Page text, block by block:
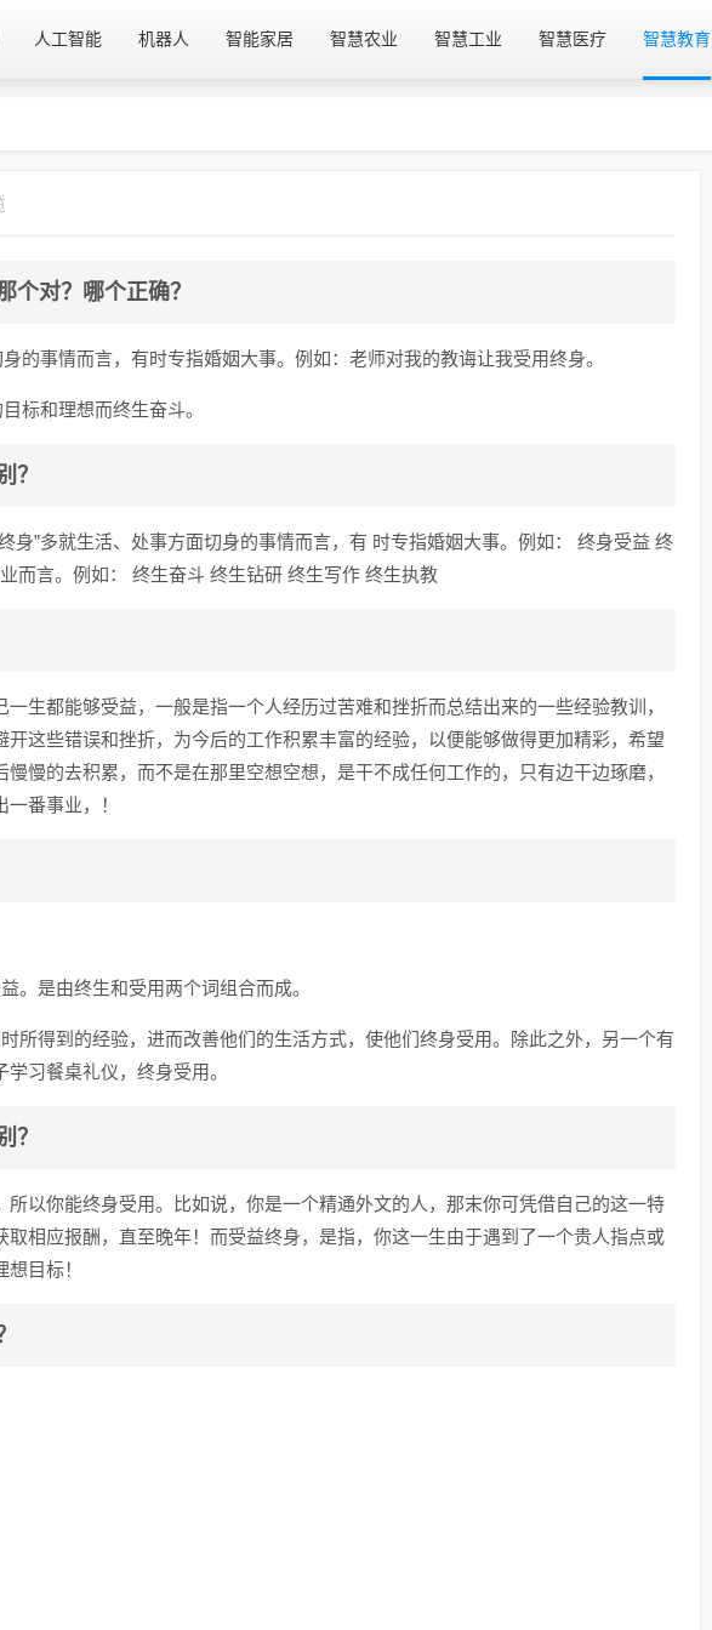
人工智能 机器人 智能家居 智慧农业 智慧工业 智慧医疗 智慧教育
个对？哪个正确？
的事情而言，有时专指婚姻大事。例如：老师对我的教诲让我受用终身。
标和理想而终生奋斗。
？
身”多就生活、处事方面切身的事情而言，有 时专指婚姻大事。例如： 终身受益 终
而言。例如： 终生奋斗 终生钻研 终生写作 终生执教
生都能够受益，一般是指一个人经历过苦难和挫折而总结出来的一些经验教训，
这些错误和挫折，为今后的工作积累丰富的经验，以便能够做得更加精彩，希望
慢的去积累，而不是在那里空想空想，是干不成任何工作的，只有边干边琢磨，
番事业，！
。是由终生和受用两个词组合而成。
所得到的经验，进而改善他们的生活方式，使他们终身受用。除此之外，另一个有
习餐桌礼仪，终身受用。
？
以你能终身受用。比如说，你是一个精通外文的人，那末你可凭借自己的这一特
相应报酬，直至晚年！而受益终身，是指，你这一生由于遇到了一个贵人指点或
目标！